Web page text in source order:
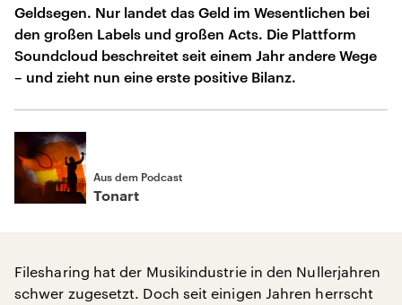
Geldsegen. Nur landet das Geld im Wesentlichen bei
den großen Labels und großen Acts. Die Plattform
Soundcloud beschreitet seit einem Jahr andere Wege
– und zieht nun eine erste positive Bilanz.
Aus dem Podcast
Tonart
Filesharing hat der Musikindustrie in den Nullerjahren
schwer zugesetzt. Doch seit einigen Jahren herrscht